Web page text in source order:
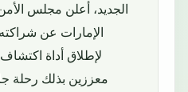
الجديد، أعلن مجلس
الإمارات عن
لإطلاق أداة
معززين بذلك رحلة